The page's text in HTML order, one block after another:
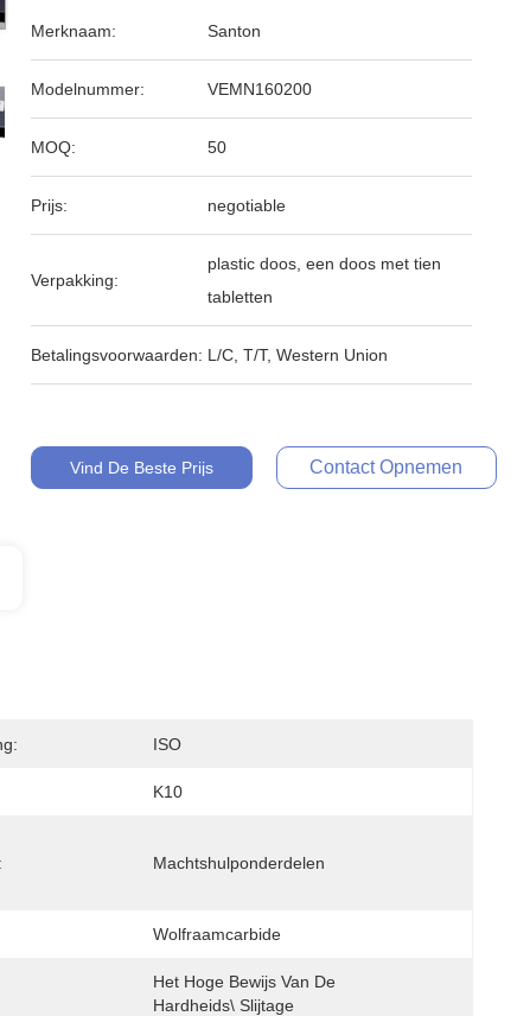
Merknaam: Santon
Modelnummer: VEMN160200
MOQ: 50
Prijs: negotiable
Verpakking:
plastic doos, een doos met tien
tabletten
Betalingsvoorwaarden: L/C, T/T, Western Union
Vind De Beste Prijs Contact Opnemen
ISO
K10
Machtshulponderdelen
Wolfraamcarbide
Het Hoge Bewijs Van De
Hardheids\ Slijtage